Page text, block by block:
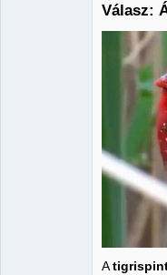
Válasz:
A